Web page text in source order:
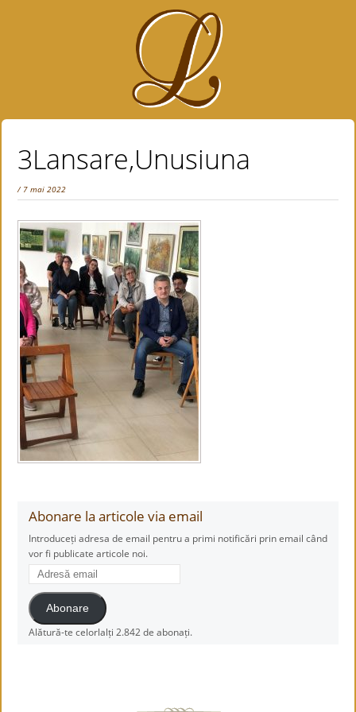
3Lansare,Unusiuna
/ 7 mai 2022
Abonare la articole via email
Introduceți adresa de email pentru a primi notificări prin email când
vor fi publicate articole noi.
Adresă
email
Abonare
Alătură-te celorlalți 2.842 de abonați.